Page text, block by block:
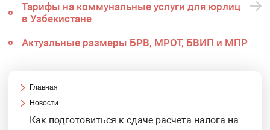
Тарифы на коммунальные услуги для юрлиц
в Узбекистане
Актуальные размеры БРВ, МРОТ, БВИП и МПР
Главная
Новости
Как подготовиться к сдаче расчета налога на